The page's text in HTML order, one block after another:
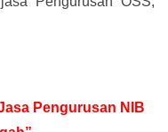
Pengurusan NIB